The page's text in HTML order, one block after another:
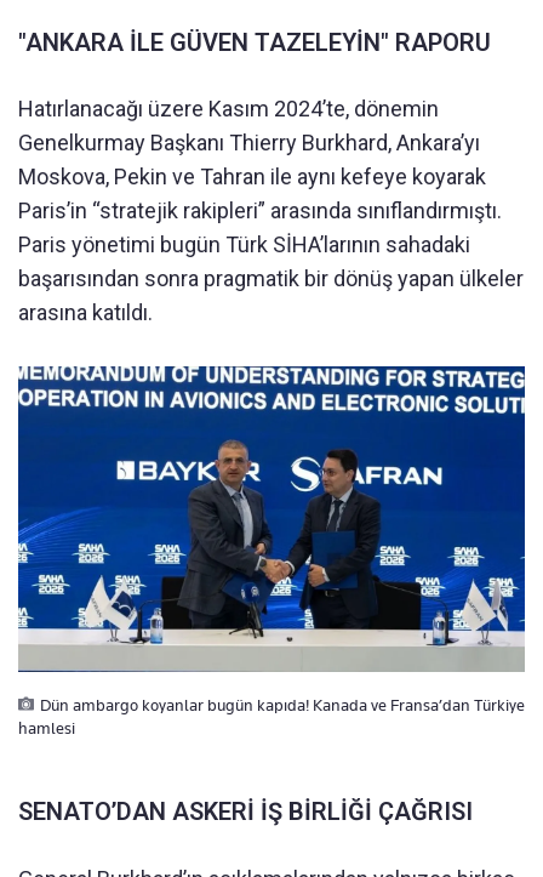
"ANKARA İLE GÜVEN TAZELEYİN" RAPORU
Hatırlanacağı üzere Kasım 2024’te, dönemin
Genelkurmay Başkanı Thierry Burkhard, Ankara’yı
Moskova, Pekin ve Tahran ile aynı kefeye koyarak
Paris’in “stratejik rakipleri” arasında sınıflandırmıştı.
Paris yönetimi bugün Türk SİHA’larının sahadaki
başarısından sonra pragmatik bir dönüş yapan ülkeler
arasına katıldı.
Dün ambargo koyanlar bugün kapıda! Kanada ve Fransa’dan Türkiye
hamlesi
SENATO’DAN ASKERİ İŞ BİRLİĞİ ÇAĞRISI